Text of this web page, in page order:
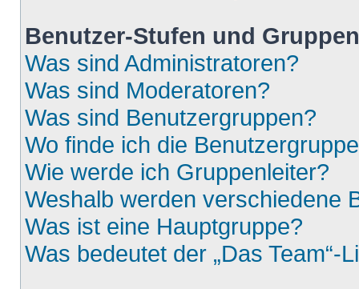
Benutzer-Stufen und Gruppen
Was sind Administratoren?
Was sind Moderatoren?
Was sind Benutzergruppen?
Wo finde ich die
Wie werde ich Gruppenleiter?
Weshalb werden verschiedene
Was ist eine Hauptgruppe?
Was bedeutet der „Das Team“-